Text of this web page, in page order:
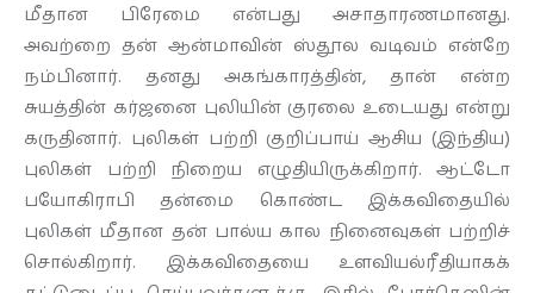
மீதான பிரேமை என்பது அசாதாரணமானது.
அவற்றை தன் ஆன்மாவின் ஸ்தூல வடிவம் என்றே
நம்பினார். தனது அகங்காரத்தின், தான் என்ற
சுயத்தின் கர்ஜனை புலியின் குரலை உடையது என்று
கருதினார். புலிகள் பற்றி குறிப்பாய் ஆசிய (இந்திய)
புலிகள் பற்றி நிறைய எழுதியிருக்கிறார். ஆட்டோ
பயோகிராபி தன்மை கொண்ட இக்கவிதையில்
புலிகள் மீதான தன் பால்ய கால நினைவுகள் பற்றிச்
சொல்கிறார். இக்கவிதையை உளவியல்ரீதியாகக்